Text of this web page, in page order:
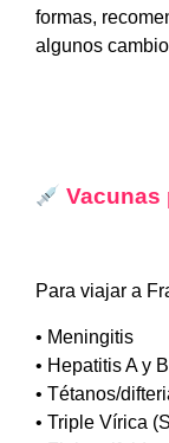
formas,
algunos
Vacunas
Para viajar a
• Meningitis
• Hepatitis A y B
• Tétanos/
• Triple Vírica